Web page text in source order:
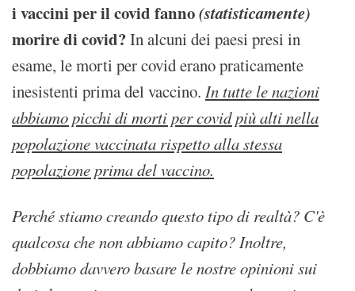
i vaccini per il covid fanno(statisticamente)
morire di covid?In alcuni dei paesi presi in
esame, le morti per covid erano praticamente
inesistenti prima del vaccino. In tutte le nazioni
abbiamo picchi di morti per covid più alti nella
popolazione vaccinata rispetto alla stessa
popolazione prima del vaccino.
Perché stiamo creando questo tipo di realtà? C'è
qualcosa che non abbiamo capito? Inoltre,
dobbiamo davvero basare le nostre opinioni sui